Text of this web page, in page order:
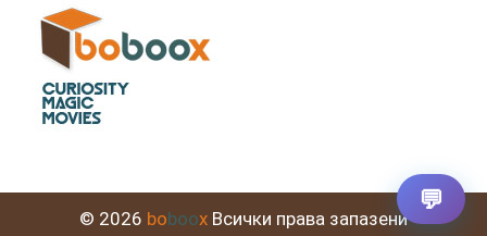
© 2026 boboox Всички права запазени
💬